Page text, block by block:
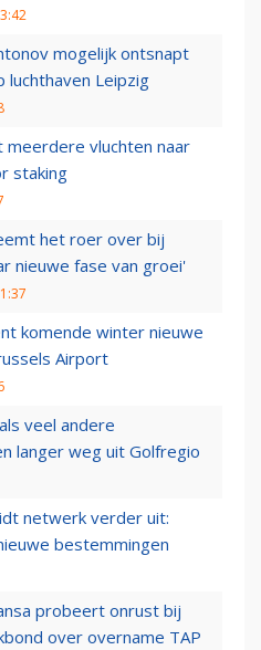
mogelijk ontsnapt
luchthaven Leipzig
meerdere vluchten naar
staking
het roer over bij
nieuwe fase van groei'
komende winter nieuwe
Airport
veel andere
langer weg uit Golfregio
netwerk verder uit:
bestemmingen
probeert onrust bij
over overname TAP